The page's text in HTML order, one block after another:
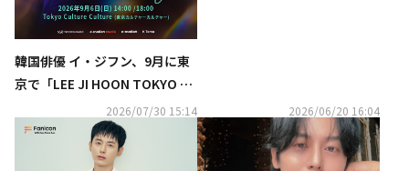
韓国俳優 イ・ジフン、9月に東
京で「LEE JI HOON TOKYO FA
NMEETING : Scene #2 - Autu
mn Page」開催決定！
2026/07/30 15:14 2026/06/20 16:04